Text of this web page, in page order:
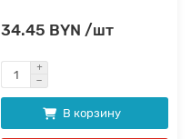
34.45 BYN /шт
В корзину